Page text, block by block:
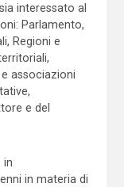
interessato al
Parlamento,
Regioni e
associazioni
e del
in
in materia di